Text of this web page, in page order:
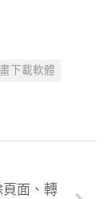
下載軟體
頁面、轉